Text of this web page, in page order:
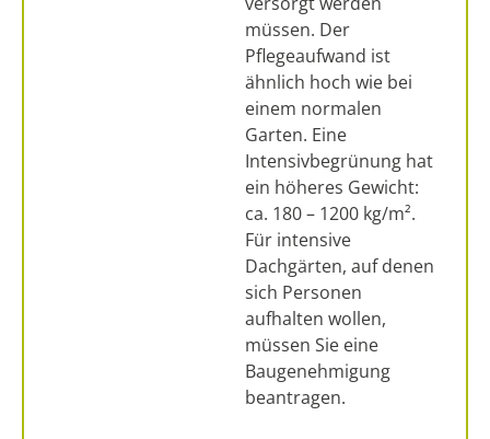
müssen. Der
Pflegeaufwand ist
ähnlich hoch wie bei
einem normalen
Garten. Eine
Intensivbegrünung hat
ein höheres Gewicht:
ca. 180 – 1200 kg/m².
Für intensive
Dachgärten, auf denen
sich Personen
aufhalten wollen,
müssen Sie eine
Baugenehmigung
beantragen.